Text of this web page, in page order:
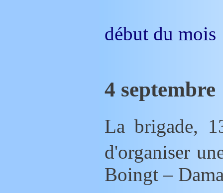
début du mois
4 septembre
La brigade,
d'organiser
Boingt –